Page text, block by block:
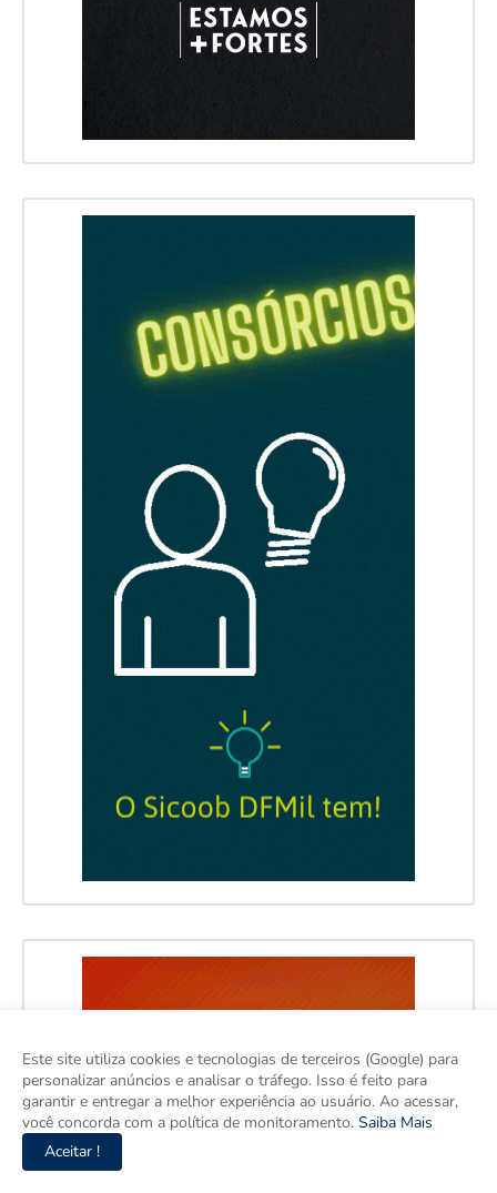
Este site utiliza cookies e tecnologias de terceiros (Google) para
personalizar anúncios e analisar o tráfego. Isso é feito para
garantir e entregar a melhor experiência ao usuário. Ao acessar,
você concorda com a política de monitoramento. Saiba Mais
Aceitar !